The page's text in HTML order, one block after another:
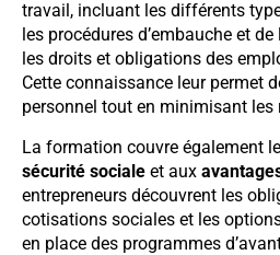
travail, incluant les différents
les procédures d’embauche et
les droits et obligations des
Cette connaissance leur permet
personnel tout en minimisant les
La formation couvre également
sécurité sociale et aux
entrepreneurs découvrent les
cotisations sociales et les
en place des programmes